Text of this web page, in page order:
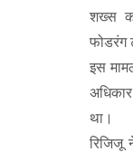
शख्स
फोडरंग
इस
था।
रिजिजू